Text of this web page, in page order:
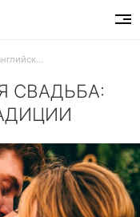
СВАДЬБА:
которые ты